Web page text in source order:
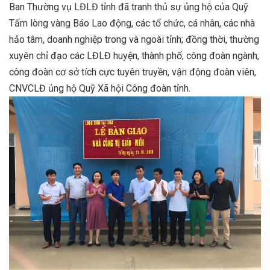
Ban Thường vụ LĐLĐ tỉnh đã tranh thủ sự ủng hộ của Quỹ
Tấm lòng vàng Báo Lao động, các tổ chức, cá nhân, các nhà
hảo tâm, doanh nghiệp trong và ngoài tỉnh; đồng thời, thường
xuyên chỉ đạo các LĐLĐ huyện, thành phố, công đoàn ngành,
công đoàn cơ sở tích cực tuyên truyền, vận động đoàn viên,
CNVCLĐ ủng hộ Quỹ Xã hội Công đoàn tỉnh.